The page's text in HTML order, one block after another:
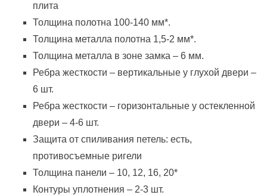
плита
Толщина полотна 100-140 мм*.
Толщина металла полотна 1,5-2 мм*.
Толщина металла в зоне замка – 6 мм.
Ребра жесткости – вертикальные у глухой двери –
6 шт.
Ребра жесткости – горизонтальные у остекленной
двери – 4-6 шт.
Защита от спиливания петель: есть,
противосъемные ригели
Толщина панели – 10, 12, 16, 20*
Контуры уплотнения – 2-3 шт.